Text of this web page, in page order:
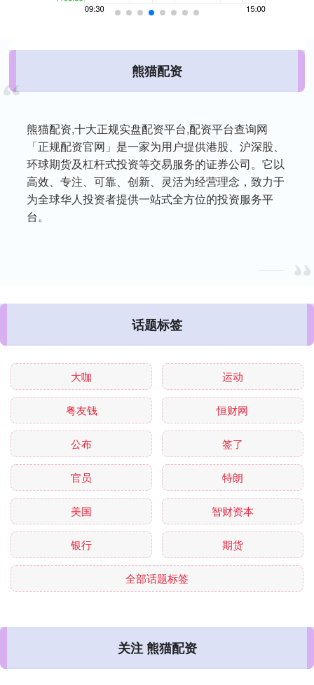
熊猫配资
熊猫配资,十大正规实盘配资平台,配资平台查询网
「正规配资官网」是一家为用户提供港股、沪深股、
环球期货及杠杆式投资等交易服务的证券公司。它以
高效、专注、可靠、创新、灵活为经营理念，致力于
为全球华人投资者提供一站式全方位的投资服务平
台。
话题标签
大咖 运动
粤友钱 恒财网
公布 签了
官员 特朗
美国 智财资本
银行 期货
全部话题标签
关注 熊猫配资